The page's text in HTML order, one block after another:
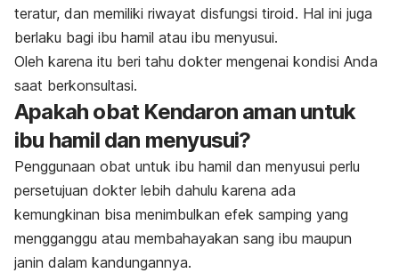
teratur, dan memiliki riwayat disfungsi tiroid. Hal ini juga
berlaku bagi ibu hamil atau ibu menyusui.
Oleh karena itu beri tahu dokter mengenai kondisi Anda
saat berkonsultasi.
Apakah obat Kendaron aman untuk
ibu hamil dan menyusui?
Penggunaan obat untuk ibu hamil dan menyusui perlu
persetujuan dokter lebih dahulu karena ada
kemungkinan bisa menimbulkan efek samping yang
mengganggu atau membahayakan sang ibu maupun
janin dalam kandungannya.